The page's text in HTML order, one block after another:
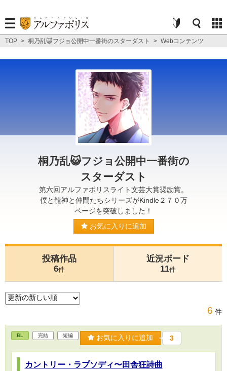
TOP > 桐乃乱😺フジョ公開中一番街のスターダスト > Webコンテンツ
桐乃乱😺フジョ公開中一番街の
スターダスト
第六回アルファポリスライト文芸大賞奨励賞。
僕と龍神と仲間たちシリーズがKindle２７０万
ページを突破しました！
お気に入りに追加
投稿作品
6件
近況ボード
11件
6 件
BL 完結 短編 お気に入りに追加 3
カントリー・ラプソディ〜田舎狂詩曲